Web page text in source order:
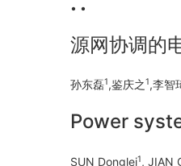
• •
源网协调的
孙东磊1,鉴庆之1,李智
Power
SUN Donglei1, JIAN